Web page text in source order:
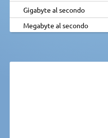
Gigabyte al secondo
Megabyte al secondo